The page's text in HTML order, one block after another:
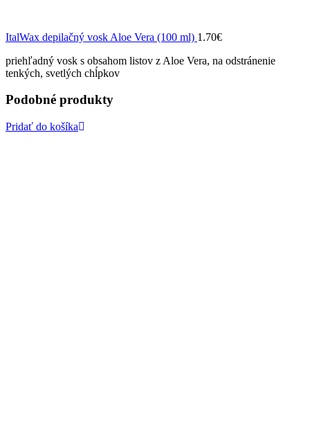
ItalWax depilačný vosk Aloe Vera (100 ml) 1.70€
priehľadný vosk s obsahom listov z Aloe Vera, na odstránenie
tenkých, svetlých chĺpkov
Podobné produkty
Pridať do košíka